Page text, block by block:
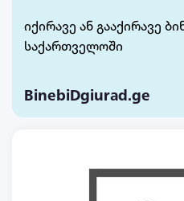
იქირავე ან გააქირავე
საქართველოში
BinebiDgiurad.ge